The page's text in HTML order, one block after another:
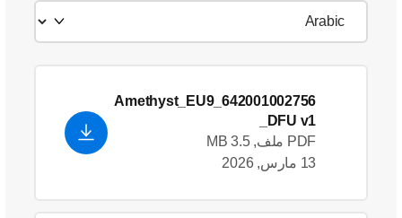
642001002756_Amethyst_EU9
_DFU v1
PDF ملف, 3.5 MB
13 مارس, 2026